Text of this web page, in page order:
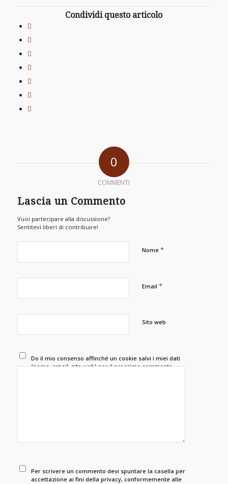
Condividi questo articolo
0
COMMENTI
Lascia un Commento
Vuoi partecipare alla discussione?
Sentitevi liberi di contribuire!
Nome *
Email *
Sito web
Do il mio consenso affinché un cookie salvi i miei dati
(nome, email, sito web) per il prossimo commento.
Per scrivere un commento devi spuntare la casella per
accettazione ai fini della privacy, conformemente alle